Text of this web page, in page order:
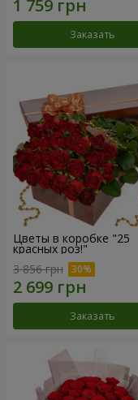
Заказать
Цветы в коробке "25
красных роз!"
3 856 грн
Заказать